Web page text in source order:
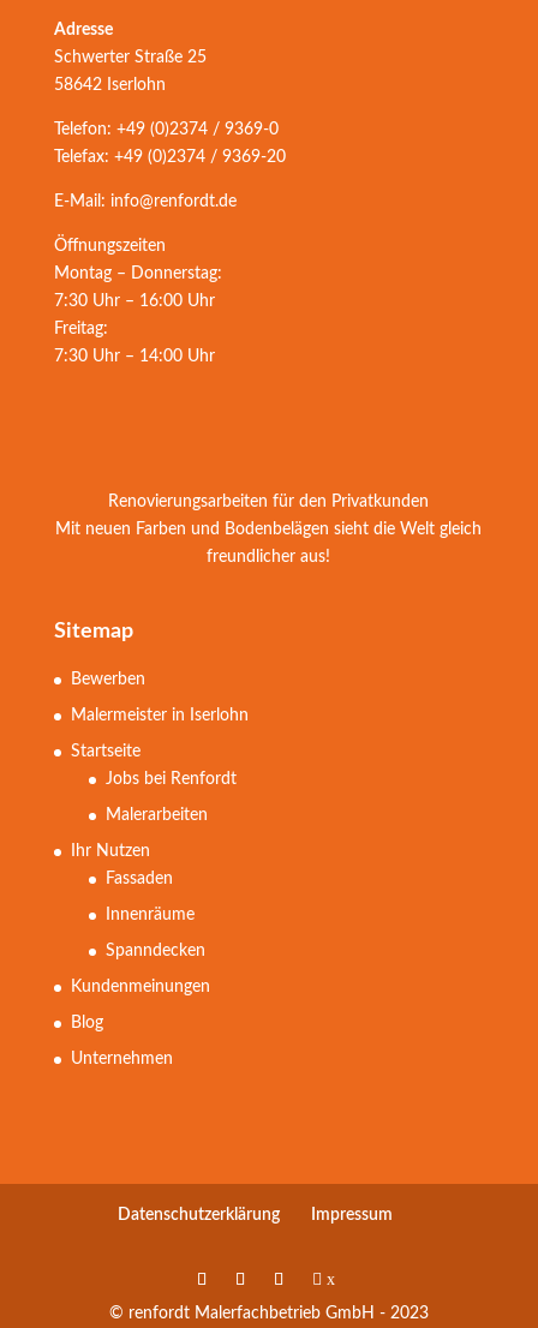
Adresse
Schwerter Straße 25
58642 Iserlohn
Telefon: +49 (0)2374 / 9369-0
Telefax: +49 (0)2374 / 9369-20
E-Mail: info@renfordt.de
Öffnungszeiten
Montag – Donnerstag:
7:30 Uhr – 16:00 Uhr
Freitag:
7:30 Uhr – 14:00 Uhr
Renovierungsarbeiten für den Privatkunden
Mit neuen Farben und Bodenbelägen sieht die Welt gleich
freundlicher aus!
Sitemap
Bewerben
Malermeister in Iserlohn
Startseite
Jobs bei Renfordt
Malerarbeiten
Ihr Nutzen
Fassaden
Innenräume
Spanndecken
Kundenmeinungen
Blog
Unternehmen
Datenschutzerklärung Impressum
x
© renfordt Malerfachbetrieb GmbH - 2023